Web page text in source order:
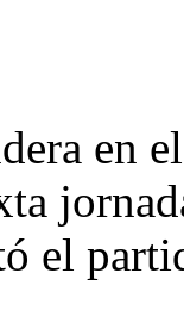
en
el